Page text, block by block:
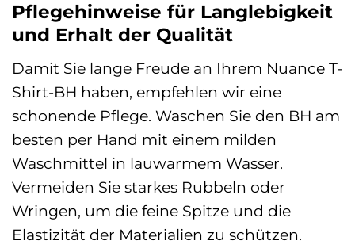
Pflegehinweise für Langlebigkeit
und Erhalt der Qualität
Damit Sie lange Freude an Ihrem Nuance T-
Shirt-BH haben, empfehlen wir eine
schonende Pflege. Waschen Sie den BH am
besten per Hand mit einem milden
Waschmittel in lauwarmem Wasser.
Vermeiden Sie starkes Rubbeln oder
Wringen, um die feine Spitze und die
Elastizität der Materialien zu schützen.